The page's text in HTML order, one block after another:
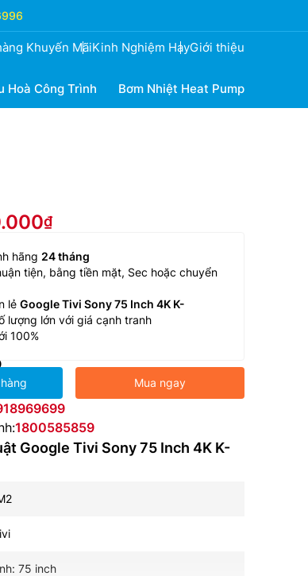
Khuyến MãiKinh Nghiệm HayGiới thiệu
Hoà Công Trình Bơm Nhiệt Heat Pump
hãng 24 tháng
tiện, bằng tiền mặt, Sec hoặc chuyển
lẻ Google Tivi Sony 75 Inch 4K K-
lượng lớn với giá cạnh tranh
100%
Mua ngay
1800585859
Google Tivi Sony 75 Inch 4K K-
75 inch